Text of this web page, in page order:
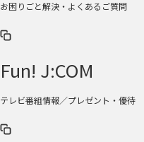
お困りごと解決・よくあるご質問
Fun! J:COM
テレビ番組情報／プレゼント・優待